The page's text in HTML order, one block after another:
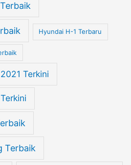
Hyundai H-1 Terbaru
Terkini
Terbaik